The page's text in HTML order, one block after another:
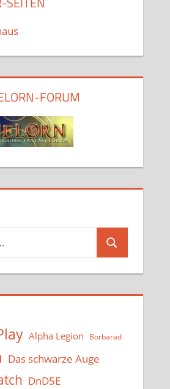
FORUM
Suchen
Alpha Legion Borbarad
Das schwarze Auge
DnD5E